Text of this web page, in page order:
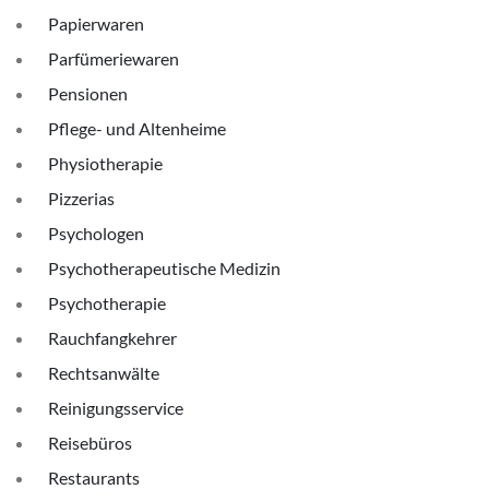
Papierwaren
Parfümeriewaren
Pensionen
Pflege- und Altenheime
Physiotherapie
Pizzerias
Psychologen
Psychotherapeutische Medizin
Psychotherapie
Rauchfangkehrer
Rechtsanwälte
Reinigungsservice
Reisebüros
Restaurants